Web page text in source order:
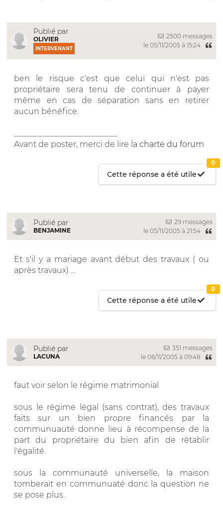
Publié par
OLIVIER
INTERVENANT
2500 messages
le 05/11/2005 à 15:24
ben le risque c'est que celui qui n'est pas
propriétaire sera tenu de continuer à payer
même en cas de séparation sans en retirer
aucun bénéfice.
Avant de poster, merci de lire la charte du forum
Cette réponse a été utile
0
Publié par
BENJAMINE
29 messages
le 05/11/2005 à 21:54
Et s'il y a mariage avant début des travaux ( ou
après travaux) ...
Cette réponse a été utile
0
Publié par
LACUNA
351 messages
le 06/11/2005 à 09:48
faut voir selon le régime matrimonial
sous le régime légal (sans contrat), des travaux
faits sur un bien propre financés par la
communuauté donne lieu à récompense de la
part du propriétaire du bien afin de rétablir
l'égalité.
sous la communauté universelle, la maison
tomberait en communuaté donc la question ne
se pose plus.